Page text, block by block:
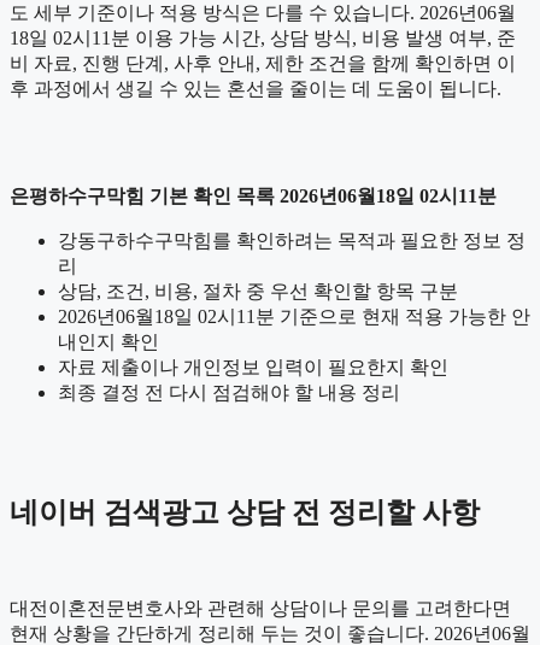
도 세부 기준이나 적용 방식은 다를 수 있습니다. 2026년06월
18일 02시11분 이용 가능 시간, 상담 방식, 비용 발생 여부, 준
비 자료, 진행 단계, 사후 안내, 제한 조건을 함께 확인하면 이
후 과정에서 생길 수 있는 혼선을 줄이는 데 도움이 됩니다.
은평하수구막힘 기본 확인 목록 2026년06월18일 02시11분
강동구하수구막힘를 확인하려는 목적과 필요한 정보 정
리
상담, 조건, 비용, 절차 중 우선 확인할 항목 구분
2026년06월18일 02시11분 기준으로 현재 적용 가능한 안
내인지 확인
자료 제출이나 개인정보 입력이 필요한지 확인
최종 결정 전 다시 점검해야 할 내용 정리
네이버 검색광고 상담 전 정리할 사항
대전이혼전문변호사와 관련해 상담이나 문의를 고려한다면
현재 상황을 간단하게 정리해 두는 것이 좋습니다. 2026년06월